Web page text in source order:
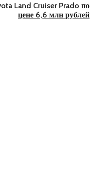
Land Cruiser Prado по
цене 6,6 млн рублей